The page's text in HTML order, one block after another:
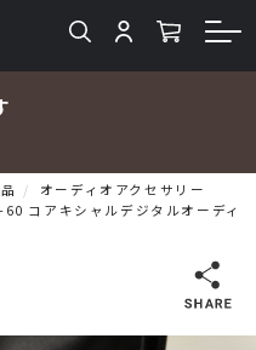
検索
オーディオアクセサリー
コアキシャルデジタルオーディ